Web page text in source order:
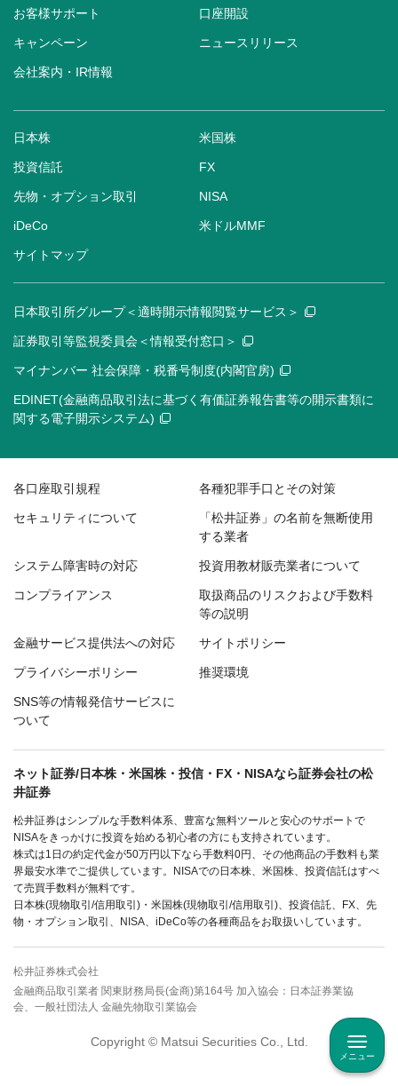
メニュー
お客様サポート 口座開設
キャンペーン ニュースリリース
会社案内・IR情報
日本株 米国株
投資信託 FX
先物・オプション取引 NISA
iDeCo 米ドルMMF
サイトマップ
日本取引所グループ＜適時開示情報閲覧サービス＞
証券取引等監視委員会＜情報受付窓口＞
マイナンバー 社会保障・税番号制度(内閣官房)
EDINET(金融商品取引法に基づく有価証券報告書等の開示書類に
関する電子開示システム)
各口座取引規程 各種犯罪手口とその対策
セキュリティについて
「松井証券」の名前を無断使用
する業者
システム障害時の対応 投資用教材販売業者について
コンプライアンス
取扱商品のリスクおよび手数料
等の説明
金融サービス提供法への対応 サイトポリシー
プライバシーポリシー 推奨環境
SNS等の情報発信サービスに
ついて
ネット証券/日本株・米国株・投信・FX・NISAなら証券会社の松
井証券
松井証券はシンプルな手数料体系、豊富な無料ツールと安心のサポートで
NISAをきっかけに投資を始める初心者の方にも支持されています。
株式は1日の約定代金が50万円以下なら手数料0円、その他商品の手数料も業
界最安水準でご提供しています。NISAでの日本株、米国株、投資信託はすべ
て売買手数料が無料です。
日本株(現物取引/信用取引)・米国株(現物取引/信用取引)、投資信託、FX、先
物・オプション取引、NISA、iDeCo等の各種商品をお取扱いしています。
松井証券株式会社
金融商品取引業者 関東財務局長(金商)第164号 加入協会：日本証券業協
会、一般社団法人 金融先物取引業協会
Copyright © Matsui Securities Co., Ltd.